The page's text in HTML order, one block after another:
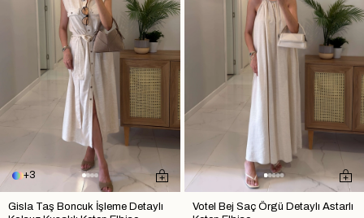
3
Gisla Taş Boncuk İşleme Detaylı
Votel Bej Saç Örgü Detaylı Astarlı